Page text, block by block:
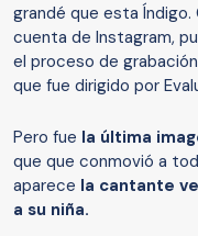
grandé que esta
cuenta de Instagram,
el proceso de
que fue dirigido por
Pero fue la última
que que conmovió a
aparece la cantante
a su niña.